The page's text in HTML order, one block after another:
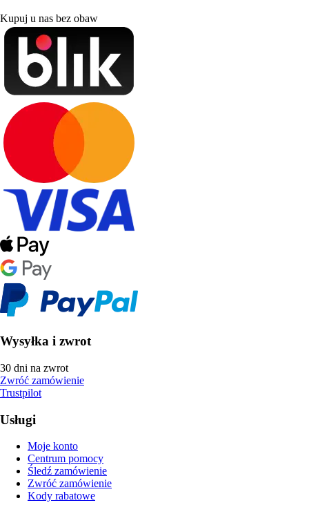
Kupuj u nas bez obaw
Wysyłka i zwrot
30 dni na zwrot
Zwróć zamówienie
Trustpilot
Usługi
Moje konto
Centrum pomocy
Śledź zamówienie
Zwróć zamówienie
Kody rabatowe